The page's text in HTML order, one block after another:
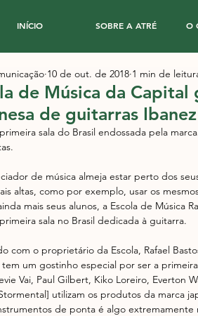
INÍCIO SOBRE A ATRÉ O
de Música da Capital
de guitarras Ibanez
10 de out. de 2018 1 min de
sala do Brasil endossada pela
de música almeja estar perto dos
altas, como por exemplo, usar os
mais seus alunos, a Escola de Música
sala no Brasil dedicada à guitarra.
com o proprietário da Escola, Rafael
tem um gostinho especial por ser a
Vai, Paul Gilbert, Kiko Loreiro, Everton
utilizam os produtos da marca
de ponta é algo extremamente